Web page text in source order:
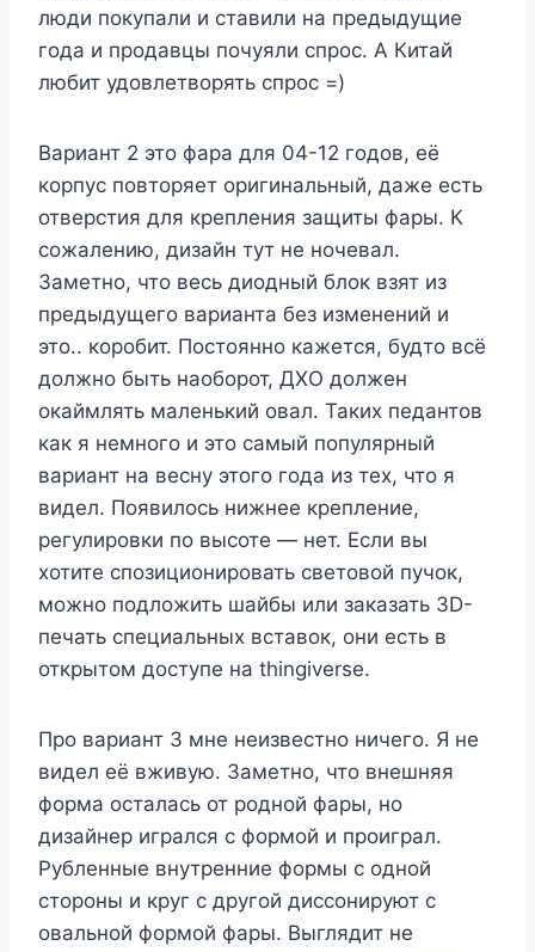
люди покупали и ставили на предыдущие
года и продавцы почуяли спрос. А Китай
любит удовлетворять спрос =)
Вариант 2 это фара для 04-12 годов, её
корпус повторяет оригинальный, даже есть
отверстия для крепления защиты фары. К
сожалению, дизайн тут не ночевал.
Заметно, что весь диодный блок взят из
предыдущего варианта без изменений и
это.. коробит. Постоянно кажется, будто всё
должно быть наоборот, ДХО должен
окаймлять маленький овал. Таких педантов
как я немного и это самый популярный
вариант на весну этого года из тех, что я
видел. Появилось нижнее крепление,
регулировки по высоте — нет. Если вы
хотите спозиционировать световой пучок,
можно подложить шайбы или заказать 3D-
печать специальных вставок, они есть в
открытом доступе на thingiverse.
Про вариант 3 мне неизвестно ничего. Я не
видел её вживую. Заметно, что внешняя
форма осталась от родной фары, но
дизайнер игрался с формой и проиграл.
Рубленные внутренние формы с одной
стороны и круг с другой диссонируют с
овальной формой фары. Выглядит не